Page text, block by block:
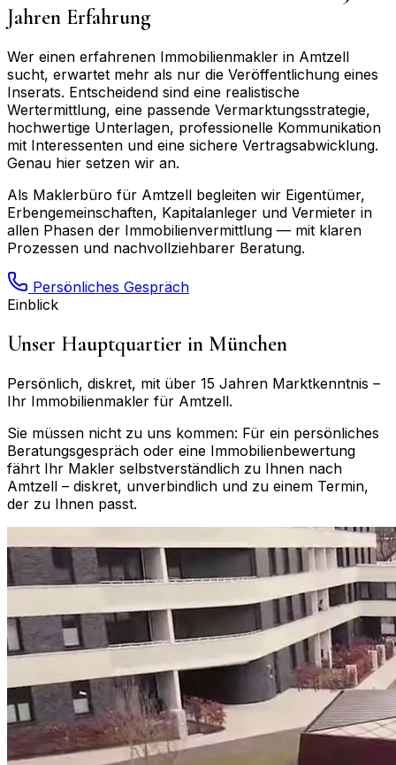
Jahren Erfahrung
Wer einen erfahrenen Immobilienmakler in Amtzell
sucht, erwartet mehr als nur die Veröffentlichung eines
Inserats. Entscheidend sind eine realistische
Wertermittlung, eine passende Vermarktungsstrategie,
hochwertige Unterlagen, professionelle Kommunikation
mit Interessenten und eine sichere Vertragsabwicklung.
Genau hier setzen wir an.
Als Maklerbüro für Amtzell begleiten wir Eigentümer,
Erbengemeinschaften, Kapitalanleger und Vermieter in
allen Phasen der Immobilienvermittlung — mit klaren
Prozessen und nachvollziehbarer Beratung.
Persönliches Gespräch
Einblick
Unser Hauptquartier in München
Persönlich, diskret, mit über 15 Jahren Marktkenntnis –
Ihr Immobilienmakler für Amtzell.
Sie müssen nicht zu uns kommen: Für ein persönliches
Beratungsgespräch oder eine Immobilienbewertung
fährt Ihr Makler selbstverständlich zu Ihnen nach
Amtzell – diskret, unverbindlich und zu einem Termin,
der zu Ihnen passt.